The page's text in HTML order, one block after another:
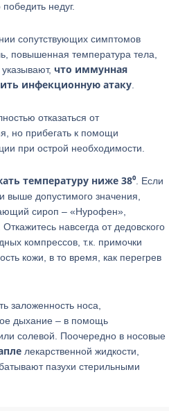
недуг.
сопутствующих симптомов
повышенная температура тела,
что иммунная
инфекционную атаку
отказаться от
но прибегать к помощи
при острой необходимости.
температуру ниже 38⁰. Если
выше допустимого значения,
сироп – «Нурофен»,
навсегда от дедовского
компрессов, т.к. примочки
кожи, в то время, как перегрев
заложенность носа,
дыхание – в помощь
солевой. Поочередно в носовые
лекарственной жидкости,
пазухи стерильными